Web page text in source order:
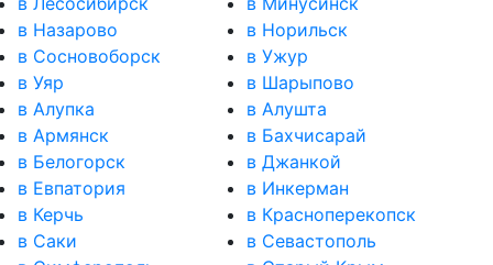
в Назарово
в Норильск
в Сосновоборск
в Ужур
в Уяр
в Шарыпово
в Алупка
в Алушта
в Армянск
в Бахчисарай
в Белогорск
в Джанкой
в Евпатория
в Инкерман
в Керчь
в Красноперекопск
в Саки
в Севастополь